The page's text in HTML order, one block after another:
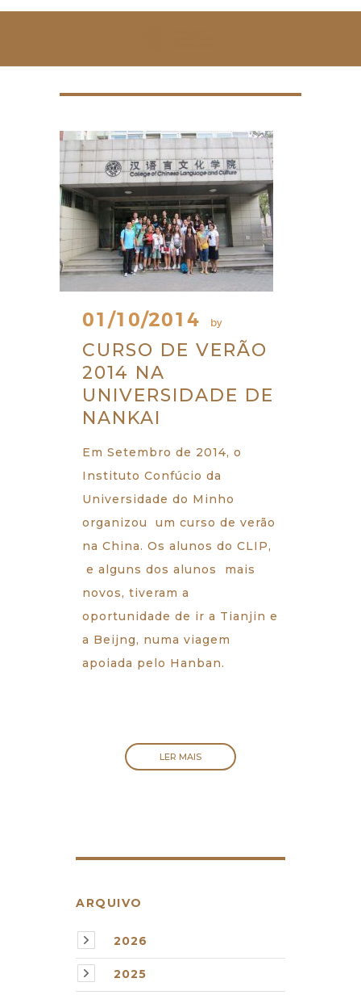
ESTUDAR
NOTÍCIAS
GALERIA
CONTACTOS
01/10/2014 by
CURSO DE VERÃO
2014 NA
UNIVERSIDADE DE
NANKAI
Em Setembro de 2014, o
Instituto Confúcio da
Universidade do Minho
organizou um curso de verão
na China. Os alunos do CLIP,
e alguns dos alunos mais
novos, tiveram a
oportunidade de ir a Tianjin e
a Beijng, numa viagem
apoiada pelo Hanban.
LER MAIS
ARQUIVO
2026
2025